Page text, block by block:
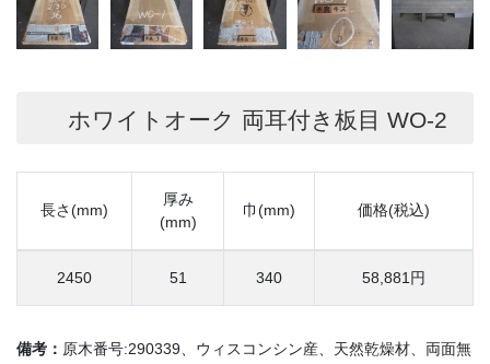
ホワイトオーク 両耳付き板目 WO-2
長さ(mm)
厚み
(mm)
巾(mm) 価格(税込)
2450 51 340 58,881円
備考： 原木番号:290339、ウィスコンシン産、天然乾燥材、両面無